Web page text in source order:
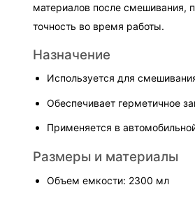
материалов после смешивания,
точность во время работы.
Назначение
Используется для
Обеспечивает герметичное
Применяется в
Размеры и материалы
Объем емкости: 2300 мл